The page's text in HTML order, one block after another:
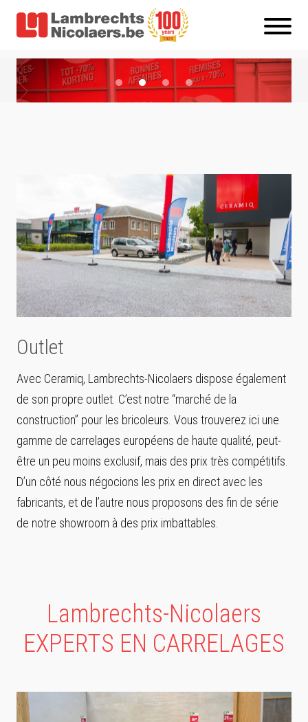
Outlet
Avec Ceramiq, Lambrechts-Nicolaers dispose également
de son propre outlet. C’est notre “marché de la
construction” pour les bricoleurs. Vous trouverez ici une
gamme de carrelages européens de haute qualité, peut-
être un peu moins exclusif, mais des prix très compétitifs.
D’un côté nous négocions les prix en direct avec les
fabricants, et de l’autre nous proposons des fin de série
de notre showroom à des prix imbattables.
Lambrechts-Nicolaers
EXPERTS EN CARRELAGES